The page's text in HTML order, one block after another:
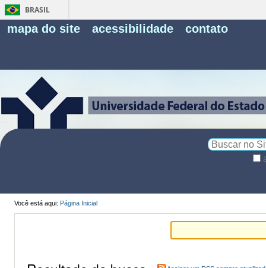
BRASIL
mapa do site acessibilidade contato
Você está aqui: Página Inicial